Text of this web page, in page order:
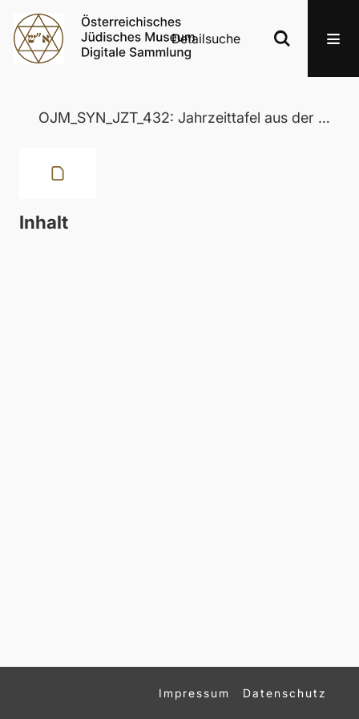
Detailsuche
OJM_SYN_JZT_432: Jahrzeittafel aus der Wertheimer Synagoge in Eisenstadt
Inhalt
Impressum Datenschutz